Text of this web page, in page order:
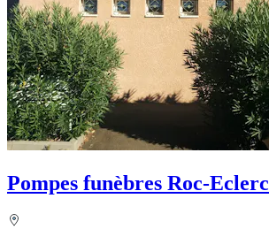
Pompes funèbres Roc-Eclerc